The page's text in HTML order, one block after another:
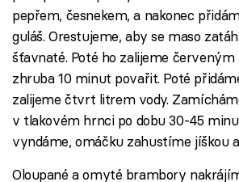
pepřem, česnekem, a nakonec
guláš. Orestujeme, aby se maso
šťavnaté. Poté ho zalijeme
zhruba 10 minut povařit. Poté
zalijeme čtvrt litrem vody.
v tlakovém hrnci po dobu 30-45
vyndáme, omáčku zahustíme jíškou
Oloupané a omyté brambory